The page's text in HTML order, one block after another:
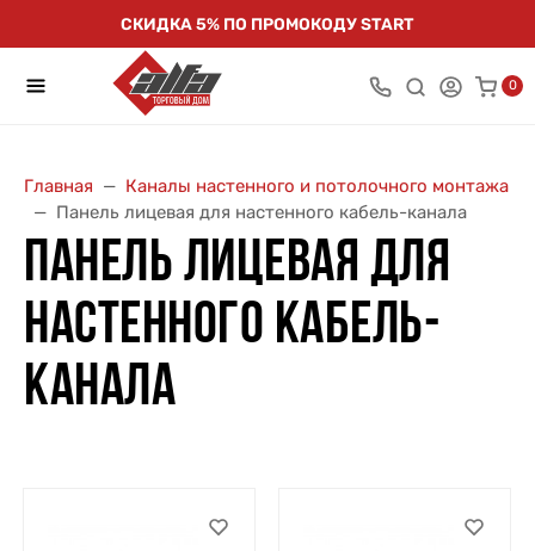
СКИДКА 5% ПО ПРОМОКОДУ START
0
Главная
Каналы настенного и потолочного монтажа
Панель лицевая для настенного кабель-канала
ПАНЕЛЬ ЛИЦЕВАЯ ДЛЯ
НАСТЕННОГО КАБЕЛЬ-
КАНАЛА